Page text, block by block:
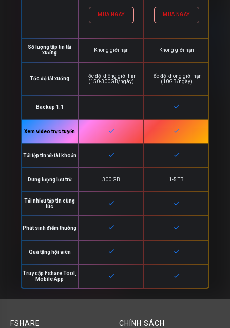
MUA NGAY MUA NGAY
Số lượng tập tin tải
xuống
Không giới hạn Không giới hạn
Tốc độ tải xuống
Tốc độ không giới hạn
(150-300GB/ngày)
Tốc độ không giới hạn
(10GB/ngày)
Backup 1:1 check
Xem video trực tuyến check check
Tải tệp tin về tài khoản check check
Dung lượng lưu trữ 300 GB 1-5 TB
Tải nhiều tập tin cùng
lúc
check check
Phát sinh điểm thưởng check check
Quà tặng hội viên check check
Truy cập Fshare Tool,
Mobile App
check check
FSHARE
CHÍNH SÁCH